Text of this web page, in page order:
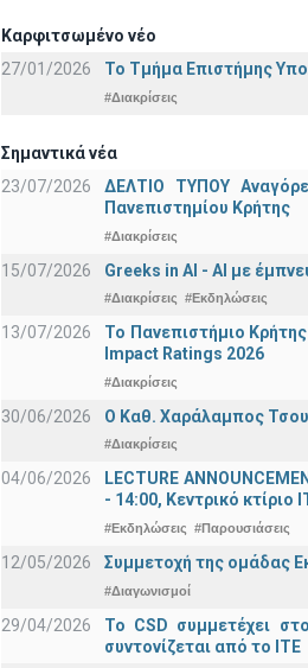
Καρφιτσωμένο νέο
27/01/2026
Το Τμήμα Επιστήμης
#Διακρίσεις
Σημαντικά νέα
23/07/2026
ΔΕΛΤΙΟ ΤΥΠΟΥ
Πανεπιστημίου Κρήτης
#Διακρίσεις
15/07/2026 Greeks in AI - ΑΙ με
#Διακρίσεις #Εκδηλώσεις
13/07/2026
Το Πανεπιστήμιο
Impact Ratings 2026
#Διακρίσεις
30/06/2026 Ο Καθ. Χαράλαμπος
#Διακρίσεις
04/06/2026
LECTURE
- 14:00, Κεντρικό
#Εκδηλώσεις #Παρουσιάσεις
12/05/2026 Συμμετοχή της ομάδας
#Διαγωνισμοί
29/04/2026
Το CSD συμμετέχει
συντονίζεται από το ΙΤΕ